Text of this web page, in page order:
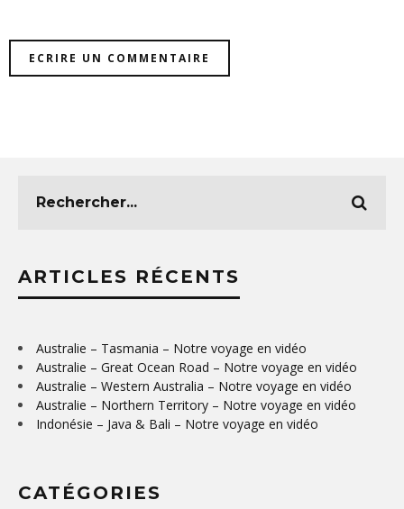
ARTICLES RÉCENTS
Australie – Tasmania – Notre voyage en vidéo
Australie – Great Ocean Road – Notre voyage en vidéo
Australie – Western Australia – Notre voyage en vidéo
Australie – Northern Territory – Notre voyage en vidéo
Indonésie – Java & Bali – Notre voyage en vidéo
CATÉGORIES